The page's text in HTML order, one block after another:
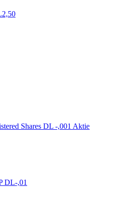
Shares DL -,001 Aktie
DL-,01